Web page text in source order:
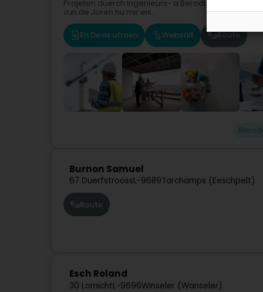
Projeten duerch Ingenieurs- a
vun de Joren hu mir eis...
En Devis ufroen Websäit Route
Burnon Samuel
67 DuerfstroossL-9689Tarchamps (Eeschpelt)
Route
Esch Roland
30 LomichtL-9696Winseler (Wanseler)